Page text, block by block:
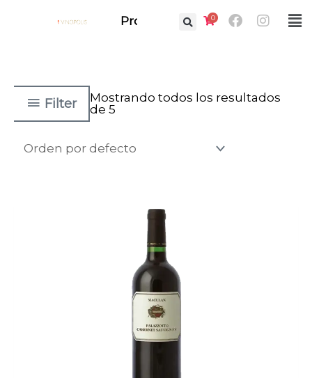
Prof. 0 Facebook
Filter
Mostrando todos los resultados
de 5